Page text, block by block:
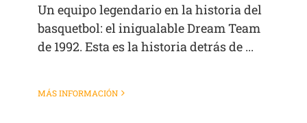
Un equipo legendario en la historia del
basquetbol: el inigualable Dream Team
de 1992. Esta es la historia detrás de ...
MÁS INFORMACIÓN